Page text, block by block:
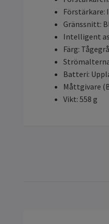
Förstärkare:
Gränssnitt:
Intelligent
Färg: Tågegrå
Batteri:
Måttgivare (B
Vikt: 558 g